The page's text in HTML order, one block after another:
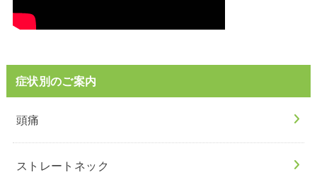
症状別のご案内
頭痛
ストレートネック